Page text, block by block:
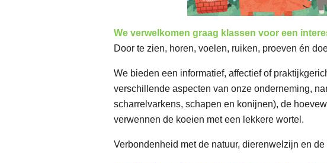
We verwelkomen graag klassen voor een
Door te zien, horen, voelen, ruiken, proeven én
We bieden een informatief, affectief of
verschillende aspecten van onze onderneming,
scharrelvarkens, schapen en konijnen), de
verwennen de koeien met een lekkere wortel.
Verbondenheid met de natuur, dierenwelzijn en